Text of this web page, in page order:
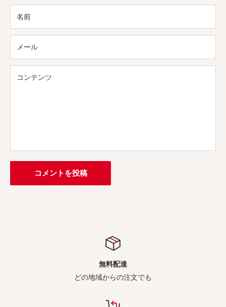
名前
メール
コンテンツ
コメントを投稿
無料配達
どの地域からの注文でも